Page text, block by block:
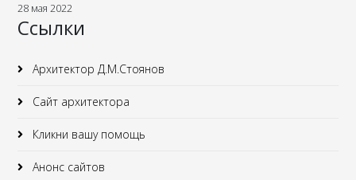
28 мая 2022
Ссылки
Архитектор Д.М.Стоянов
Сайт архитектора
Кликни вашу помощь
Анонс сайтов